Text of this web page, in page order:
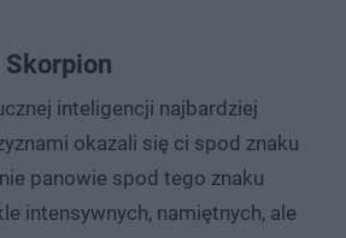
inteligencji najbardziej
okazali się ci spod znaku
panowie spod tego znaku
intensywnych, namiętnych, ale